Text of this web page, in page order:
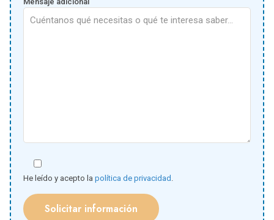
He leído y acepto la política de privacidad .